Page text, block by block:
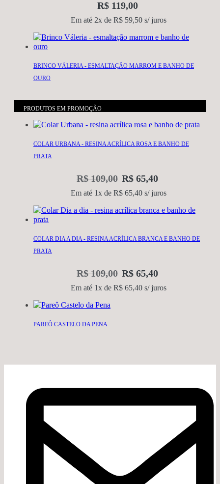
R$119,00
Em até 2x de R$59,50s/ juros
BRINCO VÁLERIA - ESMALTAÇÃO MARROM E BANHO DE
OURO
R$169,00
Em até 4x deR$42,25s/ juros
R$ 129,00
Em até 3x de R$
LENÇO BOHO - ESTAMPA GUEPARDO E TONS DE MARROM
PRODUTOS EM PROMOÇÃO
COLAR URBANA - RESINA ACRÍLICA ROSA E BANHO DE
PRATA
R$109,00 R$ 65,40
Em até 1x de R$65,40s/ juros
COLAR DIA A DIA - RESINA ACRÍLICA BRANCA E BANHO DE
PRATA
R$109,00 R$ 65,40
Em até 1x de R$65,40s/ juros
PAREÔ CASTELO DA PENA
BRINCO MULHER - ORGÂNICO P&B NO BANHO DE PRATA